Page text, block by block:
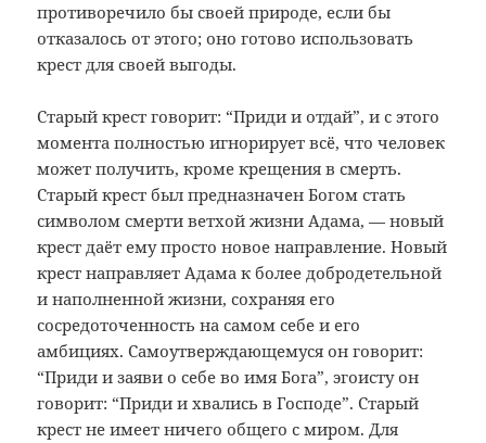
противоречило бы своей природе, если бы
отказалось от этого; оно готово использовать
крест для своей выгоды.
Старый крест говорит: “Приди и отдай”, и с этого
момента полностью игнорирует всё, что человек
может получить, кроме крещения в смерть.
Старый крест был предназначен Богом стать
символом смерти ветхой жизни Адама, — новый
крест даёт ему просто новое направление. Новый
крест направляет Адама к более добродетельной
и наполненной жизни, сохраняя его
сосредоточенность на самом себе и его
амбициях. Самоутверждающемуся он говорит:
“Приди и заяви о себе во имя Бога”, эгоисту он
говорит: “Приди и хвались в Господе”. Старый
крест не имеет ничего общего с миром. Для